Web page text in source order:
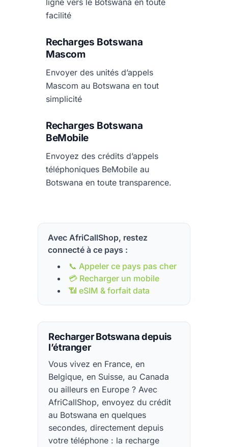
facilité
Recharges Botswana
Mascom
Envoyer des unités d’appels
Mascom au Botswana en tout
simplicité
Recharges Botswana
BeMobile
Envoyez des crédits d’appels
téléphoniques BeMobile au
Botswana en toute transparence.
Avec AfriCallShop, restez
connecté à ce pays :
📞 Appeler ce pays pas cher
💳 Recharger un mobile
📶 eSIM & forfait data
Recharger Botswana depuis
l’étranger
Vous vivez en France, en
Belgique, en Suisse, au Canada
ou ailleurs en Europe ? Avec
AfriCallShop, envoyez du crédit
au Botswana en quelques
secondes, directement depuis
votre téléphone : la recharge